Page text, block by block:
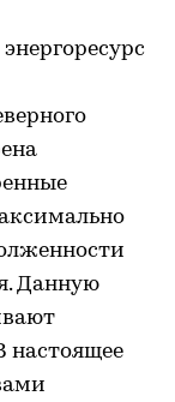
Данную
настоящее